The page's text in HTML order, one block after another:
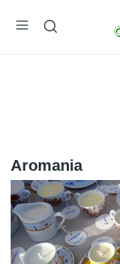
Aromania